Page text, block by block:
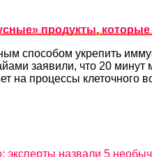
продукты, которые
способом укрепить
заявили, что 20
на процессы клеточного
эксперты назвали 5